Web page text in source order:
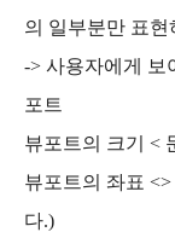
의 일부분만 표현
-> 사용자에게 보
포트
뷰포트의 크기 <
뷰포트의 좌표
다.)